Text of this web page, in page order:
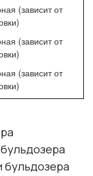
(зависит от
(зависит от
(зависит от